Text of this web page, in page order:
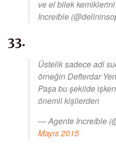
ve el bilek
Increíble
33.
Üstelik sadece adi
örneğin Defterdar
Paşa bu şekilde
önemli kişilerden
— Agente Increíble
Mayıs 2015